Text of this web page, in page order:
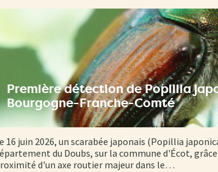
Première détection de Popillia
Bourgogne-Franche-Comté
16 juin 2026, un scarabée japonais (Popillia
du Doubs, sur la commune d'Écot,
d'un axe routier majeur dans le…